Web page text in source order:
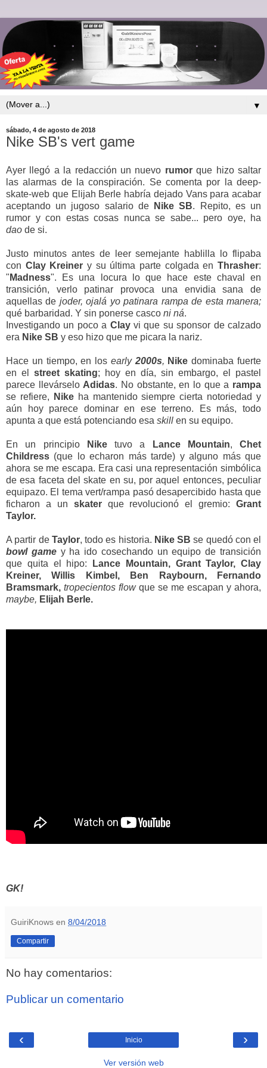
▼
sábado, 4 de agosto de 2018
Nike SB's vert game
Ayer llegó a la redacción un nuevo rumorque hizo saltar
las alarmas de la conspiración. Se comenta por la deep-
skate-web que Elijah Berle habría dejado Vans para acabar
aceptando un jugoso salario de
Nike SB. Repito, es un
rumor y con estas cosas nunca se sabe... pero oye, ha
dao de si.
Justo minutos antes de leer semejante hablilla lo flipaba
con Clay Kreiner y su última parte colgada enThrasher:
" Madness". Es una locura lo que hace este chaval en
transición, verlo patinar provoca una envidia sana de
aquellas de joder, ojalá yo patinara rampa de esta manera;
qué barbaridad. Y sin ponerse casco ni ná.
Investigando un poco a Clayvi que su sponsor de calzado
era Nike SB y eso hizo que me picara la nariz.
Hace un tiempo, en los early 2000s, Nike dominaba fuerte
en el street skating; hoy en día, sin embargo, el pastel
parece llevárselo Adidas. No obstante, en lo que a rampa
se refiere,
Nikeha mantenido siempre cierta notoriedad y
aún hoy parece dominar en ese terreno. Es más, todo
apunta a que está potenciando esa skill en su equipo.
En un principio Niketuvo a Lance Mountain, Chet
Childress (que lo echaron más tarde) y alguno más que
ahora se me escapa. Era casi una representación simbólica
de esa faceta del skate en su, por aquel entonces, peculiar
equipazo. El tema vert/rampa pasó desapercibido hasta que
ficharon a un skaterque revolucionó el gremio: Grant
Taylor.
A partir de Taylor, todo es historia. Nike SB se quedó con el
bowl gamey ha ido cosechando un equipo de transición
que quita el hipo:
Lance Mountain, Grant Taylor, Clay
Kreiner, Willis Kimbel, Ben Raybourn, Fernando
Bramsmark, tropecientos flow que se me escapan y ahora,
maybe, Elijah Berle.
GK!
GuiriKnows en 8/04/2018
Compartir
No hay comentarios:
Publicar un comentario
‹ ›
Inicio
Ver versión web